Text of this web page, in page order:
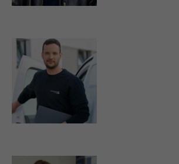
f.eib@strassburger-filter.de